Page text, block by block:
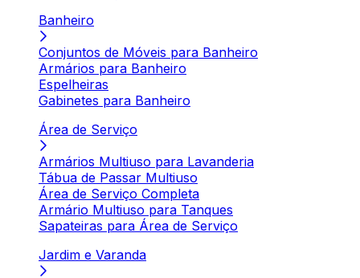
Banheiro
Conjuntos de Móveis para Banheiro
Armários para Banheiro
Espelheiras
Gabinetes para Banheiro
Área de Serviço
Armários Multiuso para Lavanderia
Tábua de Passar Multiuso
Área de Serviço Completa
Armário Multiuso para Tanques
Sapateiras para Área de Serviço
Jardim e Varanda